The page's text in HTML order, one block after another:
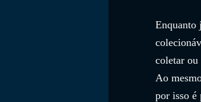
Enquanto
coletar ou
Ao
por isso é